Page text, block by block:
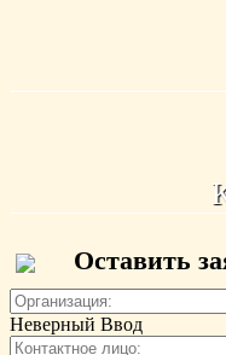
Оставить
Неверный Ввод